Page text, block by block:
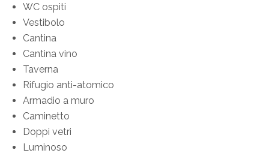
WC ospiti
Vestibolo
Cantina
Cantina vino
Taverna
Rifugio anti-atomico
Armadio a muro
Caminetto
Doppi vetri
Luminoso